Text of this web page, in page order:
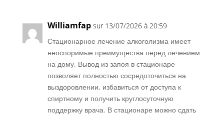
Williamfap sur 13/07/2026 à 20:59
Стационарное лечение алкоголизма имеет
неоспоримые преимущества перед лечением
на дому. Вывод из запоя в стационаре
позволяет полностью сосредоточиться на
выздоровлении, избавиться от доступа к
спиртному и получить круглосуточную
поддержку врача. В стационаре можно сдать